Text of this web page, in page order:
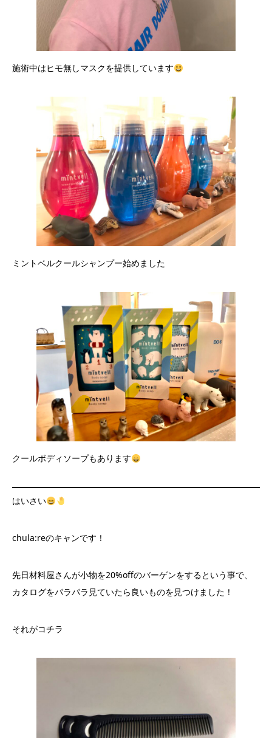
施術中はヒモ無しマスクを提供しています
ミントベルクールシャンプー始めました
クールボディソープもあります
はいさい
chula:reのキャンです！
先日材料屋さんが小物を20%offのバーゲンをするという事で、
カタログをパラパラ見ていたら良いものを見つけました！
それがコチラ